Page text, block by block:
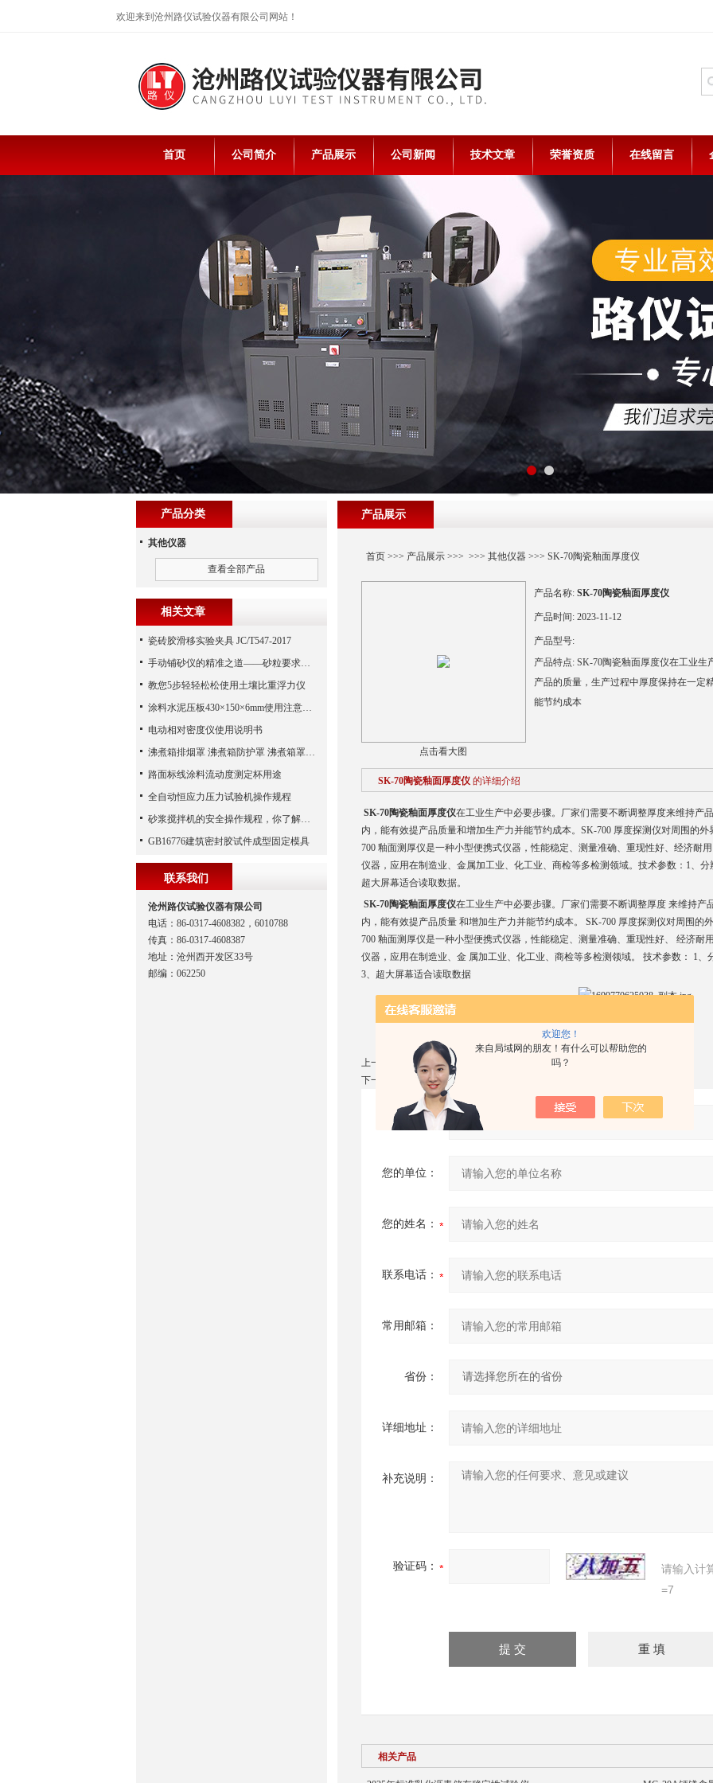
欢迎您！
来自局域网的朋友！有什么可以帮助您的
吗？
欢迎来到沧州路仪试验仪器有限公司网站！
首页 公司简介 产品展示 公司新闻 技术文章 荣誉资质 在线留言
产品展示
首页>>> 产品展示>>> >>> 其他仪器>>> SK-70陶瓷釉面厚度仪
点击看大图
产品名称: SK-70陶瓷釉面厚度仪
产品时间: 2023-11-12
产品型号:
产品特点: SK-70陶瓷釉面厚度仪在工业生
产品的质量，生产过程中厚度保持在一定
能节约成本
SK-70陶瓷釉面厚度仪 的详细介绍
SK-70陶瓷釉面厚度仪在工业生产中必要步骤。厂家们需要不断调整厚度来维持产
内，能有效提产品质量和增加生产力并能节约成本。SK-700 厚度探测仪对周围的
700 釉面测厚仪是一种小型便携式仪器，性能稳定、测量准确、重现性好、经济耐
仪器，应用在制造业、金属加工业、化工业、商检等多检测领域。技术参数：1、
超大屏幕适合读取数据。
SK-70陶瓷釉面厚度仪在工业生产中必要步骤。厂家们需要不断调整厚度 来维持
内，能有效提产品质量 和增加生产力并能节约成本。 SK-700 厚度探测仪对周围的
700 釉面测厚仪是一种小型便携式仪器，性能稳定、测量准确、重现性好、 经济耐
仪器，应用在制造业、金 属加工业、化工业、商检等多检测领域。 技术参数： 1、
3、超大屏幕适合读取数据
上一篇：
MC-2摩擦系数试验仪
下一篇：
CHY陶瓷砖恢复系数测定仪
产品：
您的单位：
您的姓名：
联系电话：
常用邮箱：
省份：
详细地址：
补充说明：
验证码：
请输入计
=7
相关产品
产品分类
其他仪器
查看全部产品
相关文章
瓷砖胶滑移实验夹具 JC/T547-2017
手动铺砂仪的精准之道——砂粒要求须知
教您5步轻轻松松使用土壤比重浮力仪
涂料水泥压板430×150×6mm使用注意事项
电动相对密度仪使用说明书
沸煮箱排烟罩 沸煮箱防护罩 沸煮箱罩子简介
路面标线涂料流动度测定杯用途
全自动恒应力压力试验机操作规程
砂浆搅拌机的安全操作规程，你了解多少
GB16776建筑密封胶试件成型固定模具
联系我们
沧州路仪试验仪器有限公司
电话：86-0317-4608382，6010788
传真：86-0317-4608387
地址：沧州西开发区33号
邮编：062250